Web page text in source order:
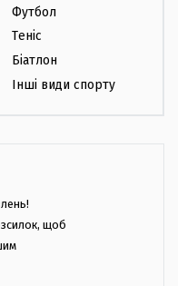
Футбол
Теніс
Біатлон
Інші види спорту
щоб